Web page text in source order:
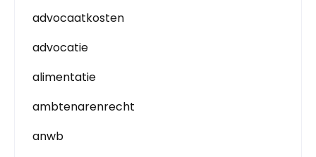
advocaatkosten
advocatie
alimentatie
ambtenarenrecht
anwb